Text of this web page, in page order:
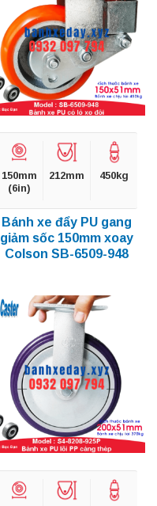
150mm
(6in)
212mm 450kg
Bánh xe đẩy PU gang
giảm sốc 150mm xoay
Colson SB-6509-948